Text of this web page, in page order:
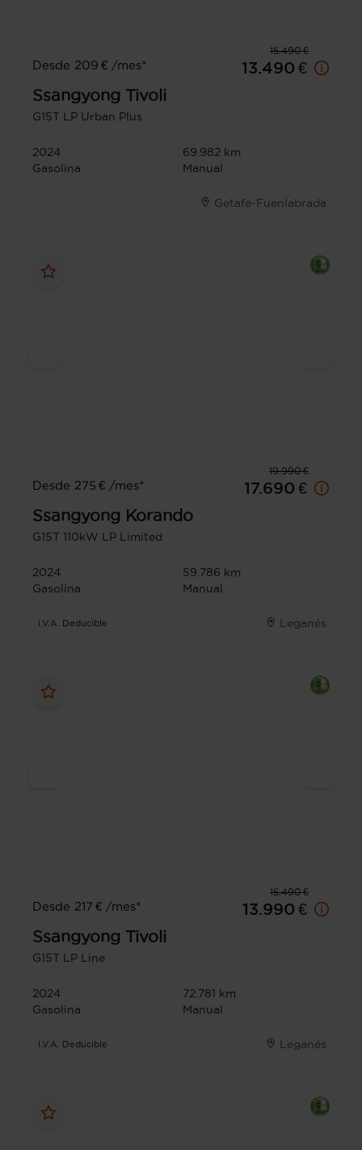
15.490 €
Desde 209 € /mes*
13.490 €
Ssangyong Tivoli
G15T LP Urban Plus
2024
69.982 km
Gasolina
Manual
Getafe-Fuenlabrada
19.990 €
Desde 275 € /mes*
17.690 €
Ssangyong Korando
G15T 110kW LP Limited
2024
59.786 km
Gasolina
Manual
I.V.A. Deducible Leganés
15.490 €
Desde 217 € /mes*
13.990 €
Ssangyong Tivoli
G15T LP Line
2024
72.781 km
Gasolina
Manual
I.V.A. Deducible Leganés